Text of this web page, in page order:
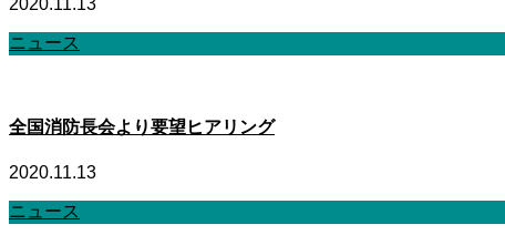
2020.11.13
ニュース
全国消防長会より要望ヒアリング
2020.11.13
ニュース